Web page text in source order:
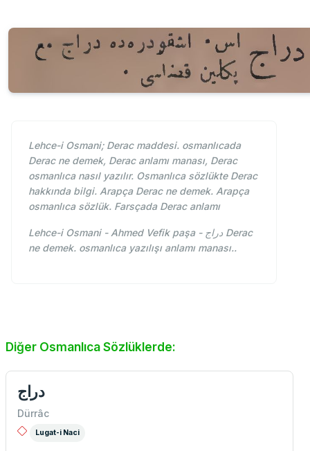
Lehce-i Osmani; Derac maddesi. osmanlıcada
Derac ne demek, Derac anlamı manası, Derac
osmanlıca nasıl yazılır. Osmanlıca sözlükte Derac
hakkında bilgi. Arapça Derac ne demek. Arapça
osmanlıca sözlük. Farsçada Derac anlamı
Lehce-i Osmani - Ahmed Vefik paşa - دراج Derac
ne demek. osmanlıca yazılışı anlamı manası..
Diğer Osmanlıca Sözlüklerde:
دراج
Dürrâc
Lugat-i Naci